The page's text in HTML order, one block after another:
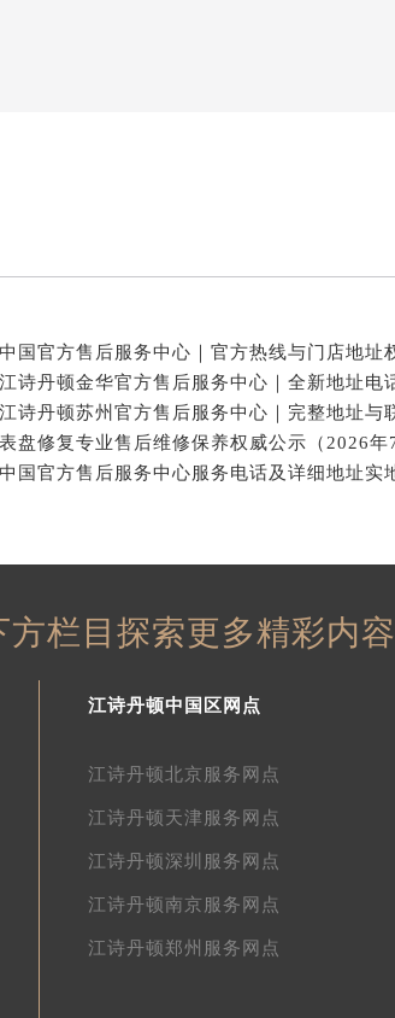
方栏目探索更多精彩内容
江诗丹顿中国区网点
江诗丹顿北京服务网点
江诗丹顿天津服务网点
江诗丹顿深圳服务网点
江诗丹顿南京服务网点
江诗丹顿郑州服务网点